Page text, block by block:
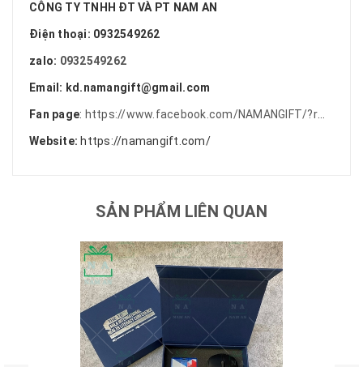
CÔNG TY TNHH ĐT VÀ PT NAM AN
Điện thoại: 0932549262
zalo: 0932549262
Email: kd.namangift@gmail.com
Fan page: https://www.facebook.com/NAMANGIFT/?r...
Website: https://namangift.com/
SẢN PHẨM LIÊN QUAN